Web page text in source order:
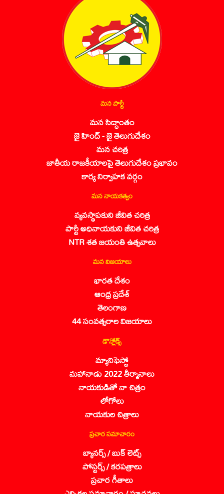
మన పార్టీ
మన సిద్ధాంతం
జై హింద్ - జై తెలుగుదేశం
మన చరిత్ర
జాతీయ రాజకీయాలపై తెలుగుదేశం ప్రభావం
కార్య నిర్వాహక వర్గం
మన నాయకత్వం
వ్యవస్థాపకుని జీవిత చరిత్ర
పార్టీ అధినాయకుని జీవిత చరిత్ర
NTR శత జయంతి ఉత్సవాలు
మన విజయాలు
భారత దేశం
ఆంధ్ర ప్రదేశ్
తెలంగాణ
44 సంవత్సరాల విజయాలు
డౌన్లోడ్స్
మ్యానిఫెస్టో
మహానాడు 2022 తీర్మానాలు
నాయకుడితో నా చిత్రం
లోగోలు
నాయకుల చిత్రాలు
ప్రచార సమాచారం
బ్యానర్స్ / బుక్ లెట్స్
పోస్టర్స్ / కరపత్రాలు
ప్రచార గీతాలు